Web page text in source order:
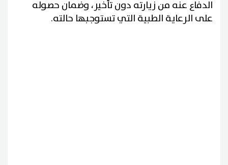
الدفاع عنه من زيارته دون تأخير، وضمان حصوله
على الرعاية الطبية التي تستوجبها حالته.